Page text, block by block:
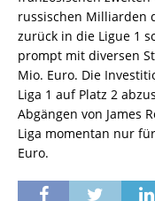
russischen Milliarden
zurück in die Ligue 1
prompt mit diversen
Mio. Euro. Die
Liga 1 auf Platz 2
Abgängen von James
Liga momentan nur
Euro.